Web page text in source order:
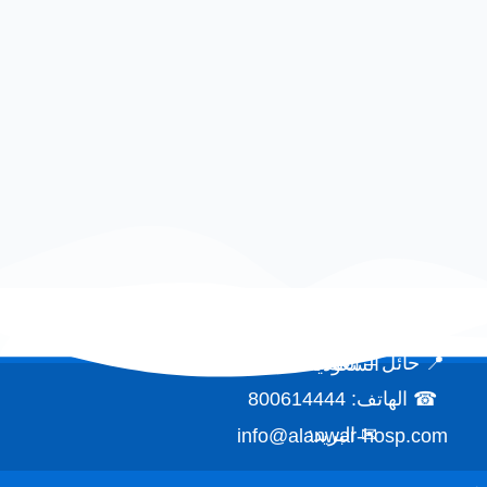
📍 حائل – المملكة العربية السعودية
☎ الهاتف: 800614444
✉ البريد:
info@alanwar-hosp.com